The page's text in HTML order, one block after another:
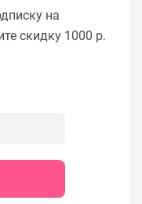
на
скидку 1000 р.